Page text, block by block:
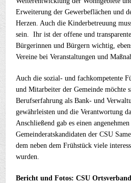
Erweiterung der Gewerbeflächen und
Herzen. Auch die Kinderbetreuung
sein. Ihr ist der offene und
Bürgerinnen und Bürgern wichtig,
Vereine bei Veranstaltungen und
Auch die sozial- und fachkompetente
und Mitarbeiter der Gemeinde möchte
Berufserfahrung als Bank- und
gewährleisten und die Verantwortung
Anschließend gab es einen
Gemeinderatskandidaten der CSU
dem neben dem Frühstück viele
wurden.
Bericht und Fotos: CSU